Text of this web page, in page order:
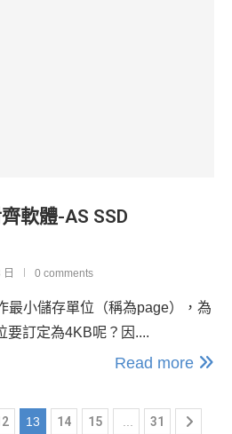
軟體-AS SSD
0 comments
最小儲存單位（稱為page），為
要訂定為4KB呢？因....
Read more
13 14 15 31